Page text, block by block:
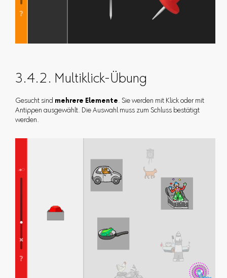
3.4.2. Multiklick-Übung
Gesucht sind mehrere Elemente. Sie werden mit Klick oder mit
Antippen ausgewählt. Die Auswahl muss zum Schluss bestätigt
werden.